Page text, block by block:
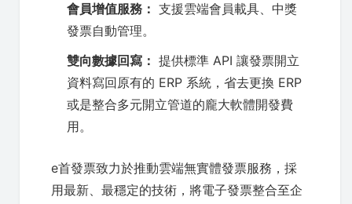
會員增值服務： 支援雲端會員載具、中獎
發票自動管理。
雙向數據回寫： 提供標準 API 讓發票開立
資料寫回原有的 ERP 系統，省去更換 ERP
或是整合多元開立管道的龐大軟體開發費
用。
e首發票致力於推動雲端無實體發票服務，採
用最新、最穩定的技術，將電子發票整合至企